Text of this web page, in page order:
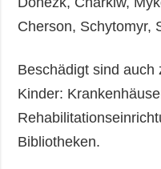
Cherson, Schytomyr,
Beschädigt sind auch
Kinder:
Bibliotheken.